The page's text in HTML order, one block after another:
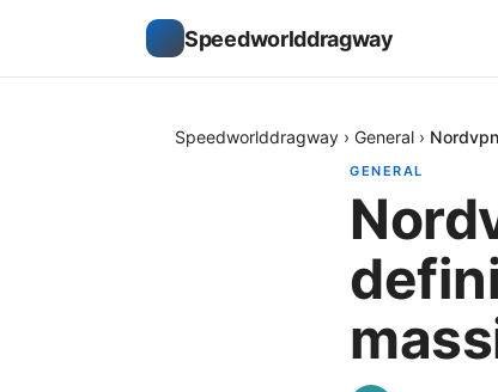
Speedworlddragway
Speedworlddragway › General ›
GENERAL